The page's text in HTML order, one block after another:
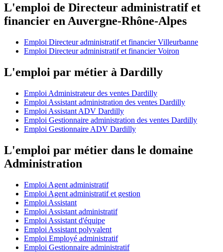
L'emploi de Directeur administratif et
financier en Auvergne-Rhône-Alpes
Emploi Directeur administratif et financier Villeurbanne
Emploi Directeur administratif et financier Voiron
L'emploi par métier à Dardilly
Emploi Administrateur des ventes Dardilly
Emploi Assistant administration des ventes Dardilly
Emploi Assistant ADV Dardilly
Emploi Gestionnaire administration des ventes Dardilly
Emploi Gestionnaire ADV Dardilly
L'emploi par métier dans le domaine
Administration
Emploi Agent administratif
Emploi Agent administratif et gestion
Emploi Assistant
Emploi Assistant administratif
Emploi Assistant d'équipe
Emploi Assistant polyvalent
Emploi Employé administratif
Emploi Gestionnaire administratif